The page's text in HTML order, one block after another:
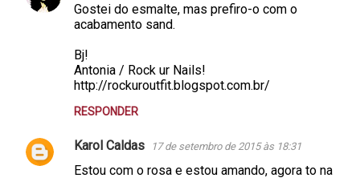
Gostei do esmalte, mas prefiro-o com o
acabamento sand.
Bj!
Antonia / Rock ur Nails!
http://rockuroutfit.blogspot.com.br/
RESPONDER
Karol Caldas 17 de setembro de 2015 às 18:31
Estou com o rosa e estou amando, agora to na